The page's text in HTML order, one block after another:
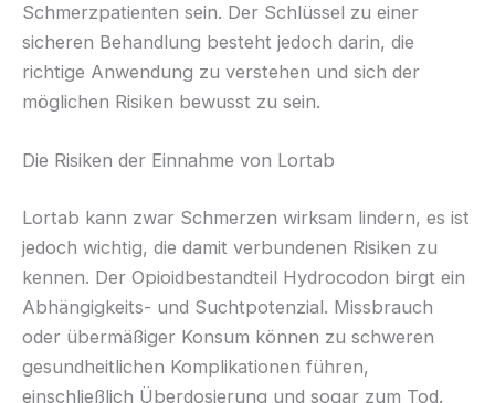
Schmerzpatienten sein. Der Schlüssel zu einer
sicheren Behandlung besteht jedoch darin, die
richtige Anwendung zu verstehen und sich der
möglichen Risiken bewusst zu sein.
Die Risiken der Einnahme von Lortab
Lortab kann zwar Schmerzen wirksam lindern, es ist
jedoch wichtig, die damit verbundenen Risiken zu
kennen. Der Opioidbestandteil Hydrocodon birgt ein
Abhängigkeits- und Suchtpotenzial. Missbrauch
oder übermäßiger Konsum können zu schweren
gesundheitlichen Komplikationen führen,
einschließlich Überdosierung und sogar zum Tod.